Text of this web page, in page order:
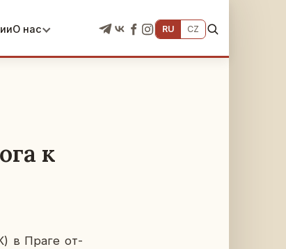
О нас RU CZ
к
в Праге от­